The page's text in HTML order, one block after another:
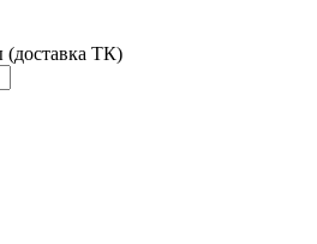
(доставка ТК)